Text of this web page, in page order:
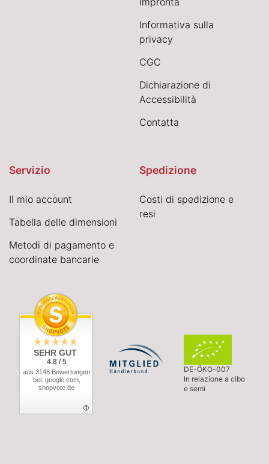
Informativa sulla
privacy
CGC
Dichiarazione di
Accessibilità
Contatta
Servizio
Il mio account
Tabella delle dimensioni
Metodi di pagamento e
coordinate bancarie
Spedizione
Costi di spedizione e
resi
SEHR GUT
4.8 / 5
aus 3148 Bewertungen
bei: google.com,
shopvote.de
DE-ÖKO-007
In relazione a cibo
e semi